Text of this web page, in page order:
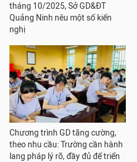
tháng 10/2025, Sở GD&ĐT
Quảng Ninh nêu một số kiến
nghị
Chương trình GD tăng cường,
theo nhu cầu: Trường cần hành
lang pháp lý rõ, đầy đủ để triển